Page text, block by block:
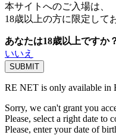
本サイトへのご入場は、
18歳以上の方に限定して
あなたは18歳以上ですか
いいえ
RE NET is only available in
Sorry, we can't grant you
Please, select a right date to
Please, enter your date of